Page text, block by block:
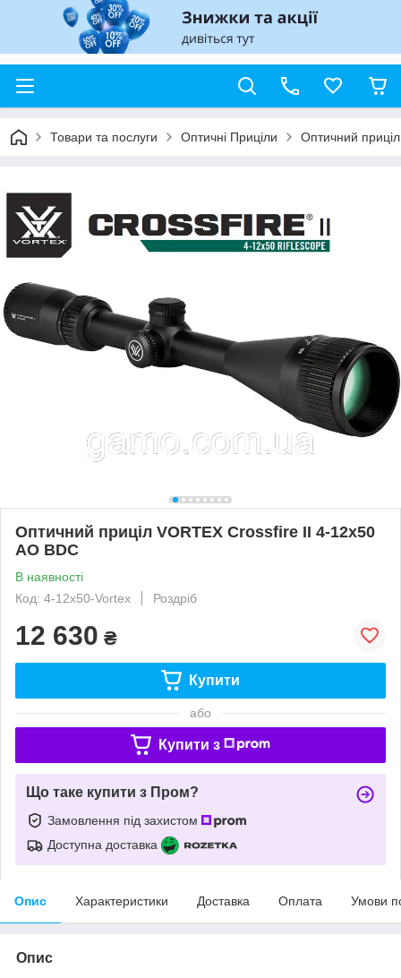
Товари та послуги Оптичні Приціли Оптичний
Оптичний приціл VORTEX Crossfire II 4-12x50
AO BDC
В наявності
Код: 4-12x50-Vortex
Роздріб
12 630 ₴
Купити
або
Купити з
Що таке купити з Пром?
Замовлення під захистом
Доступна доставка
Опис Характеристики Доставка Оплата Умови
Опис